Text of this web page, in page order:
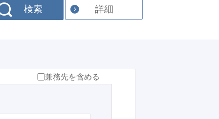
検索 詳細
兼務先を含める